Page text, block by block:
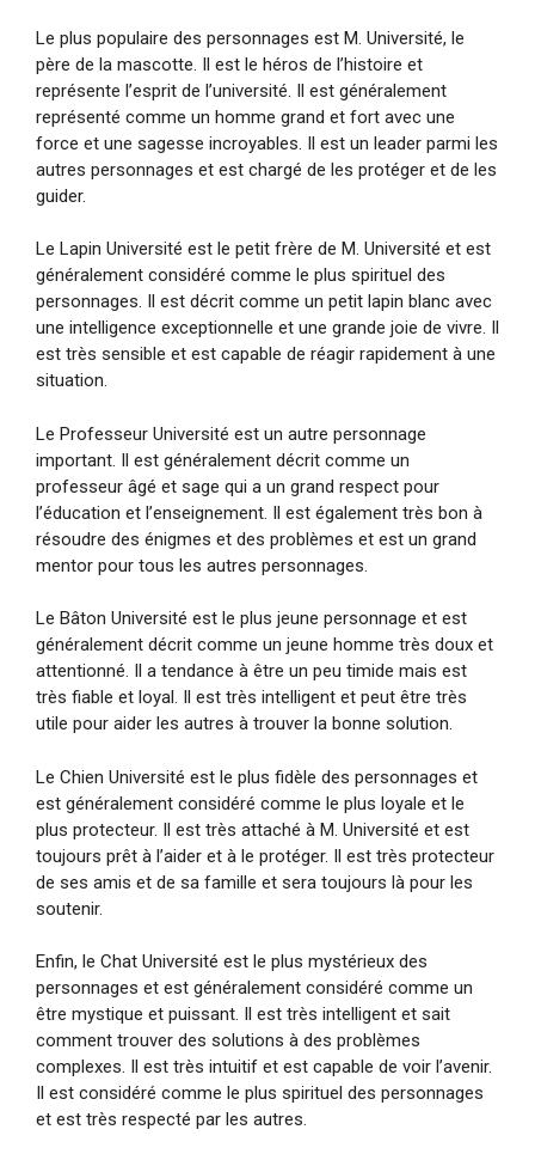
Le plus populaire des personnages est M. Université, le
père de la mascotte. Il est le héros de l’histoire et
représente l’esprit de l’université. Il est généralement
représenté comme un homme grand et fort avec une
force et une sagesse incroyables. Il est un leader parmi les
autres personnages et est chargé de les protéger et de les
guider.
Le Lapin Université est le petit frère de M. Université et est
généralement considéré comme le plus spirituel des
personnages. Il est décrit comme un petit lapin blanc avec
une intelligence exceptionnelle et une grande joie de vivre. Il
est très sensible et est capable de réagir rapidement à une
situation.
Le Professeur Université est un autre personnage
important. Il est généralement décrit comme un
professeur âgé et sage qui a un grand respect pour
l’éducation et l’enseignement. Il est également très bon à
résoudre des énigmes et des problèmes et est un grand
mentor pour tous les autres personnages.
Le Bâton Université est le plus jeune personnage et est
généralement décrit comme un jeune homme très doux et
attentionné. Il a tendance à être un peu timide mais est
très fiable et loyal. Il est très intelligent et peut être très
utile pour aider les autres à trouver la bonne solution.
Le Chien Université est le plus fidèle des personnages et
est généralement considéré comme le plus loyale et le
plus protecteur. Il est très attaché à M. Université et est
toujours prêt à l’aider et à le protéger. Il est très protecteur
de ses amis et de sa famille et sera toujours là pour les
soutenir.
Enfin, le Chat Université est le plus mystérieux des
personnages et est généralement considéré comme un
être mystique et puissant. Il est très intelligent et sait
comment trouver des solutions à des problèmes
complexes. Il est très intuitif et est capable de voir l’avenir.
Il est considéré comme le plus spirituel des personnages
et est très respecté par les autres.